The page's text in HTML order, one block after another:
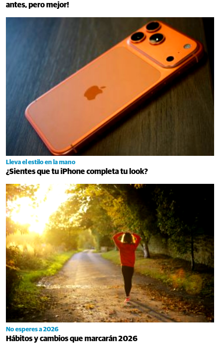
antes, pero mejor!
Lleva el estilo en la mano
¿Sientes que tu iPhone completa tu look?
No esperes a 2026
Hábitos y cambios que marcarán 2026